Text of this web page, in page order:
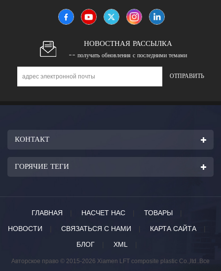
НОВОСТНАЯ РАССЫЛКА
-- получать обновления с последними темами
КОНТАКТ
ГОРЯЧИЕ ТЕГИ
ГЛАВНАЯ НАСЧЕТ НАС ТОВАРЫ
НОВОСТИ
СВЯЗАТЬСЯ С НАМИ КАРТА САЙТА
|
БЛОГ
XML
Авторское право © 2015-2026 Xiamen LFT composite plastic Co.,ltd..Все